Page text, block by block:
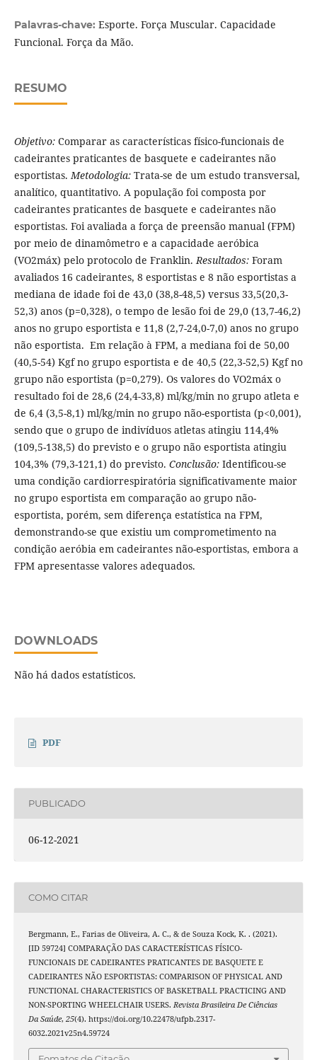
Palavras-chave: Esporte. Força Muscular. Capacidade
Funcional. Força da Mão.
RESUMO
Objetivo:Comparar as características físico-funcionais de
cadeirantes praticantes de basquete e cadeirantes não
esportistas.Metodologia:Trata-se de um estudo transversal,
analítico, quantitativo. A população foi composta por
cadeirantes praticantes de basquete e cadeirantes não
esportistas. Foi avaliada a força de preensão manual (FPM)
por meio de dinamômetro e a capacidade aeróbica
(VO2máx) pelo protocolo de Franklin.Resultados: Foram
avaliados 16 cadeirantes, 8 esportistas e 8 não esportistas a
mediana de idade foi de 43,0 (38,8-48,5) versus 33,5(20,3-
52,3) anos (p=0,328), o tempo de lesão foi de 29,0 (13,7-46,2)
anos no grupo esportista e 11,8 (2,7-24,0-7,0) anos no grupo
não esportista. Em relação à FPM, a mediana foi de 50,00
(40,5-54) Kgf no grupo esportista e de 40,5 (22,3-52,5) Kgf no
grupo não esportista (p=0,279). Os valores do VO2máx o
resultado foi de 28,6 (24,4-33,8) ml/kg/min no grupo atleta e
de 6,4 (3,5-8,1) ml/kg/min no grupo não-esportista (p<0,001),
sendo que o grupo de indivíduos atletas atingiu 114,4%
(109,5-138,5) do previsto e o grupo não esportista atingiu
104,3% (79,3-121,1) do previsto. Conclusão:Identificou-se
uma condição cardiorrespiratória significativamente maior
no grupo esportista em comparação ao grupo não-
esportista, porém, sem diferença estatística na FPM,
demonstrando-se que existiu um comprometimento na
condição aeróbia em cadeirantes não-esportistas, embora a
FPM apresentasse valores adequados.
DOWNLOADS
Não há dados estatísticos.
PDF
PUBLICADO
06-12-2021
COMO CITAR
Bergmann, E., Farias de Oliveira, A. C., & de Souza Kock, K. . (2021).
[ID 59724] COMPARAÇÃO DAS CARACTERÍSTICAS FÍSICO-
FUNCIONAIS DE CADEIRANTES PRATICANTES DE BASQUETE E
CADEIRANTES NÃO ESPORTISTAS: COMPARISON OF PHYSICAL AND
FUNCTIONAL CHARACTERISTICS OF BASKETBALL PRACTICING AND
NON-SPORTING WHEELCHAIR USERS. Revista Brasileira De Ciências
Da Saúde, 25(4). https://doi.org/10.22478/ufpb.2317-
6032.2021v25n4.59724